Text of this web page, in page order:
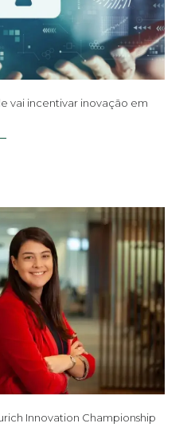
vai incentivar inovação em
Innovation Championship